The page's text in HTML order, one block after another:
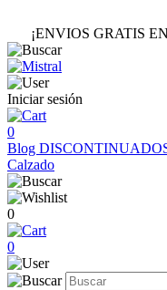
¡ENVIOS GRATIS
Iniciar sesión
0
Blog
Calzado
0
0